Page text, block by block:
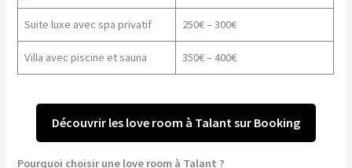
Suite luxe avec spa privatif 250€ – 300€
Villa avec piscine et sauna 350€ – 400€
Découvrir les love room à Talant sur Booking
Pourquoi choisir une love room à Talant ?